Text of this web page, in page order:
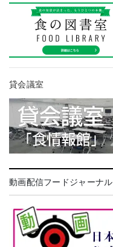
貸会議室
動画配信フードジャーナル